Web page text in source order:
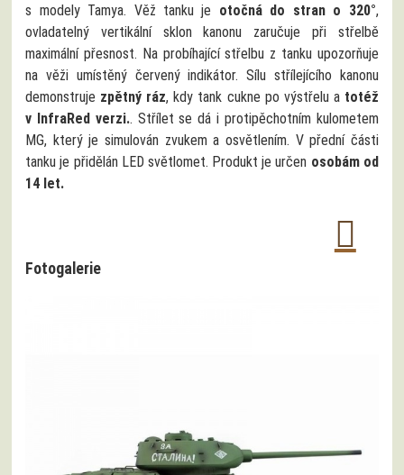
s modely Tamya. Věž tanku je otočná do stran o 320°,
ovladatelný vertikální sklon kanonu zaručuje při střelbě
maximální přesnost. Na probíhající střelbu z tanku upozorňuje
na věži umístěný červený indikátor. Sílu střílejícího kanonu
demonstruje zpětný ráz, kdy tank cukne po výstřelu a totéž
v InfraRed verzi.. Střílet se dá i protipěchotním kulometem
MG, který je simulován zvukem a osvětlením. V přední části
tanku je přidělán LED světlomet. Produkt je určen osobám od
14 let.
Fotogalerie